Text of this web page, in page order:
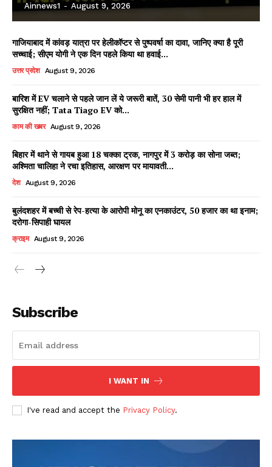
Facebook
X WhatsApp
Share
Read Latest News on AIN
Ainnews1 - August 9, 2026
गाजियाबाद में कांवड़ यात्रा पर हेलीकॉप्टर से पुष्पवर्षा का दावा, जानिए क्या है पूरी
सच्चाई; सीएम योगी ने एक दिन पहले किया था हवाई...
उत्तर प्रदेश August 9, 2026
बारिश में EV चलाने से पहले जान लें ये जरूरी बातें, 30 सेमी पानी भी हर हाल में
सुरक्षित नहीं; Tata Tiago EV को...
काम की खबर August 9, 2026
बिहार में थाने से गायब हुआ 18 चक्का ट्रक, नागपुर में 3 करोड़ का सोना जब्त;
अश्मिता चालिहा ने रचा इतिहास, आरक्षण पर मायावती...
देश August 9, 2026
बुलंदशहर में बच्ची से रेप-हत्या के आरोपी मोनू का एनकाउंटर, 50 हजार का था इनाम;
दरोगा-सिपाही घायल
क्राइम August 9, 2026
Subscribe
I WANT IN
I've read and accept the Privacy Policy.